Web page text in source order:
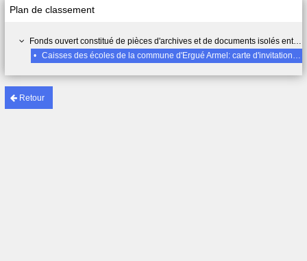
Retour
Plan de classement
Fonds ouvert constitué de pièces d'archives et de documents isolés entrés dans les collections des archives par achat, don ou retrouvés en cours de classement.
•
Caisses des écoles de la commune d'Ergué Armel: carte d'invitation à un bal de bienfaisance, orchestre Landrein - vers 1950